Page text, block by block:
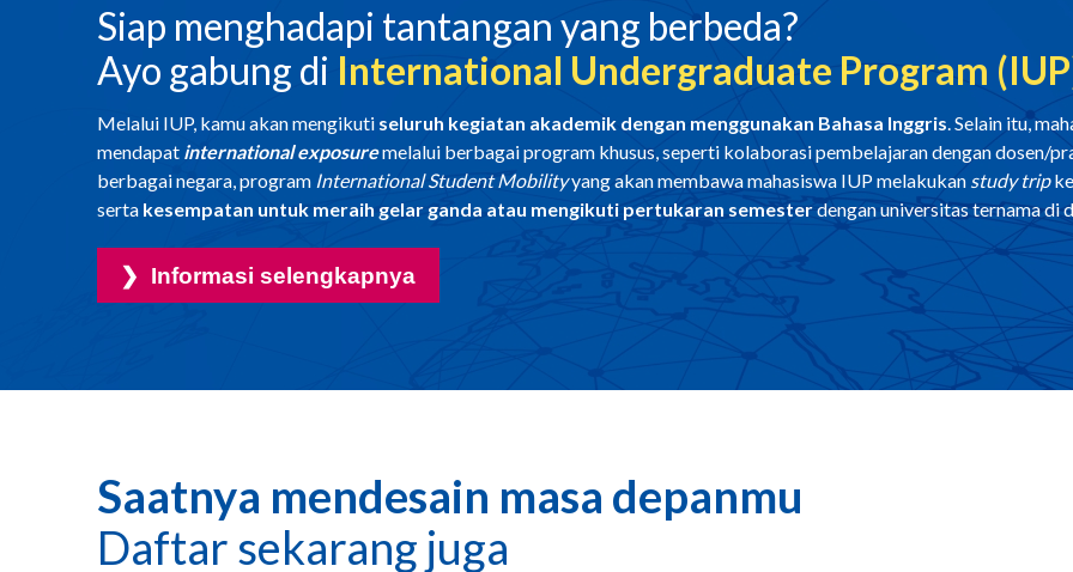
Siap menghadapi tantangan yang berbeda?
Ayo gabung di International Undergraduate Program
Melalui IUP, kamu akan mengikuti seluruh kegiatan akademik dengan menggunakan Bahasa Inggris. Selain itu,
mendapat international exposuremelalui berbagai program khusus, seperti kolaborasi pembelajaran dengan dosen/
berbagai negara, program International Student Mobilityyang akan membawa mahasiswa IUP melakukan study trip
serta kesempatan untuk meraih gelar ganda atau mengikuti pertukaran semesterdengan universitas ternama di
Saatnya mendesain masa depanmu
Daftar sekarang juga